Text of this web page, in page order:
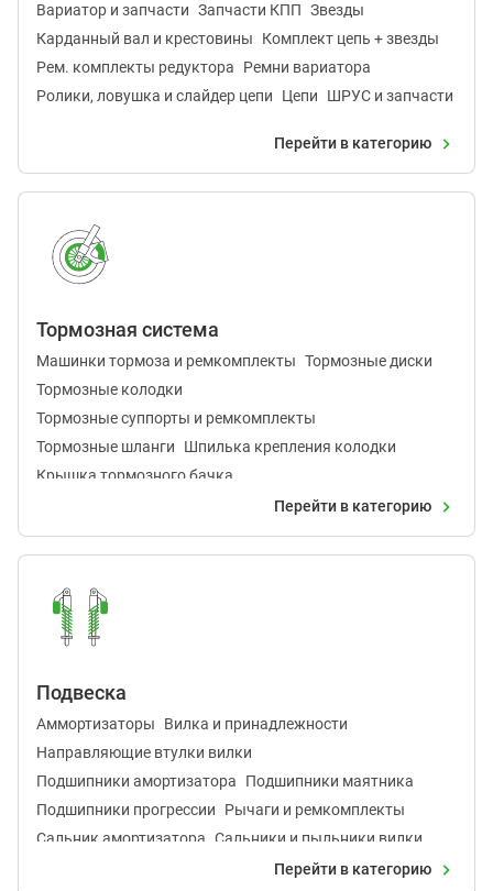
Вариатор и запчасти Запчасти КПП Звезды
Карданный вал и крестовины
Комплект цепь + звезды
Рем. комплекты редуктора
Ремни вариатора
Ролики, ловушка и слайдер цепи
Цепи ШРУС и запчасти
Перейти в категорию
Тормозная система
Машинки тормоза и ремкомплекты Тормозные диски
Тормозные колодки
Тормозные суппорты и ремкомплекты
Тормозные шланги
Шпилька крепления колодки
Крышка тормозного бачка
Перейти в категорию
Подвеска
Аммортизаторы
Вилка и принадлежности
Направляющие втулки вилки
Подшипники амортизатора
Подшипники маятника
Подшипники прогрессии
Рычаги и ремкомплекты
Сальник амортизатора Сальники и пыльники вилки
Перейти в категорию